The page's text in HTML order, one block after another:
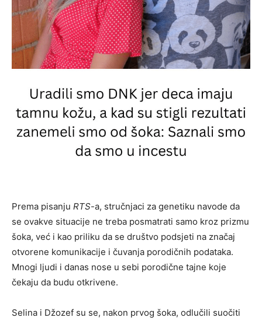
Prema pisanju RTS-a, stručnjaci za genetiku navode da
se ovakve situacije ne treba posmatrati samo kroz prizmu
šoka, već i kao priliku da se društvo podsjeti na značaj
otvorene komunikacije i čuvanja porodičnih podataka.
Mnogi ljudi i danas nose u sebi porodične tajne koje
čekaju da budu otkrivene.
Selina i Džozef su se, nakon prvog šoka, odlučili suočiti